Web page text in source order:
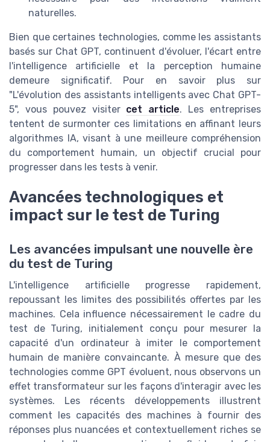
naturelles.
Bien que certaines technologies, comme les assistants
basés sur Chat GPT, continuent d'évoluer, l'écart entre
l'intelligence artificielle et la perception humaine
demeure significatif. Pour en savoir plus sur
"L'évolution des assistants intelligents avec Chat GPT-
5", vous pouvez visiter cet article. Les entreprises
tentent de surmonter ces limitations en affinant leurs
algorithmes IA, visant à une meilleure compréhension
du comportement humain, un objectif crucial pour
progresser dans les tests à venir.
Avancées technologiques et
impact sur le test de Turing
Les avancées impulsant une nouvelle ère
du test de Turing
L'intelligence artificielle progresse rapidement,
repoussant les limites des possibilités offertes par les
machines. Cela influence nécessairement le cadre du
test de Turing, initialement conçu pour mesurer la
capacité d'un ordinateur à imiter le comportement
humain de manière convaincante. À mesure que des
technologies comme GPT évoluent, nous observons un
effet transformateur sur les façons d'interagir avec les
systèmes. Les récents développements illustrent
comment les capacités des machines à fournir des
réponses plus nuancées et contextuellement riches se